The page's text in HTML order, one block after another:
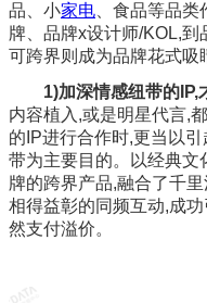
品、小家电、食品等品类
牌、品牌x设计师/KOL,到
可跨界则成为品牌花式吸
1)加深情感纽带的IP,
内容植入,或是明星代言,
的IP进行合作时,更当以
带为主要目的。以经典文
牌的跨界产品,融合了千
相得益彰的同频互动,成
然支付溢价。